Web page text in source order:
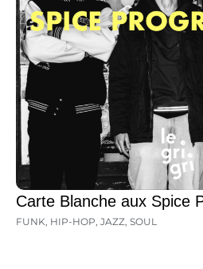
Carte Blanche aux Spice
FUNK, HIP-HOP, JAZZ, SOUL